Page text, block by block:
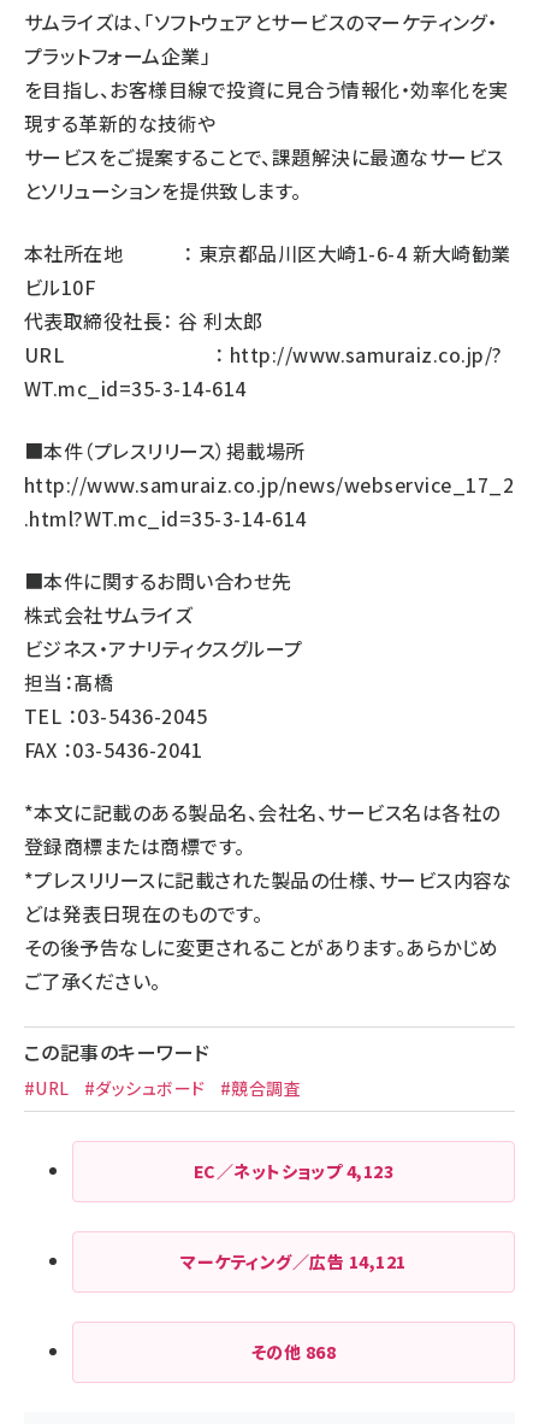
サムライズは、「ソフトウェアとサービスのマーケティング・
プラットフォーム企業」
を目指し、お客様目線で投資に見合う情報化・効率化を実
現する革新的な技術や
サービスをご提案することで、課題解決に最適なサービス
とソリューションを提供致します。
本社所在地 ： 東京都品川区大崎1-6-4 新大崎勧業
ビル10F
代表取締役社長： 谷 利太郎
URL ： http://www.samuraiz.co.jp/?
WT.mc_id=35-3-14-614
■本件（プレスリリース）掲載場所
http://www.samuraiz.co.jp/news/webservice_17_2
.html?WT.mc_id=35-3-14-614
■本件に関するお問い合わせ先
株式会社サムライズ
ビジネス・アナリティクスグループ
担当：髙橋
TEL ：03-5436-2045
FAX ：03-5436-2041
*本文に記載のある製品名、会社名、サービス名は各社の
登録商標または商標です。
*プレスリリースに記載された製品の仕様、サービス内容な
どは発表日現在のものです。
その後予告なしに変更されることがあります。あらかじめ
ご了承ください。
この記事のキーワード
#URL #ダッシュボード #競合調査
EC／ネットショップ4,123
マーケティング／広告 14,121
その他 868